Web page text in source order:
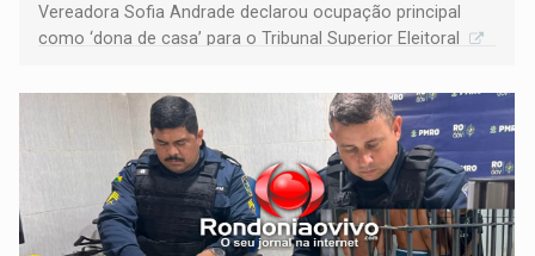
Vereadora Sofia Andrade declarou ocupação principal
como ‘dona de casa’ para o Tribunal Superior Eleitoral